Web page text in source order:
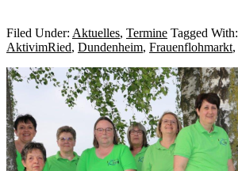
Filed Under: Aktuelles, Termine Tagged With:
AktivimRied, Dundenheim, Frauenflohmarkt,
Primary
Sidebar